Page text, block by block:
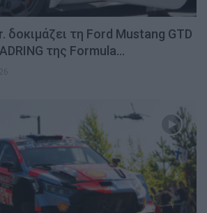
δοκιμάζει τη Ford Mustang GTD
της Formula…